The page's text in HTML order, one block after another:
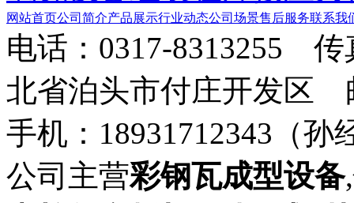
网站首页公司简介产品展示行业动态公司场景售后服务联系我
电话：0317-8313255
北省泊头市付庄开发区
手机：18931712343（孙
公司主营彩钢瓦成型设备,